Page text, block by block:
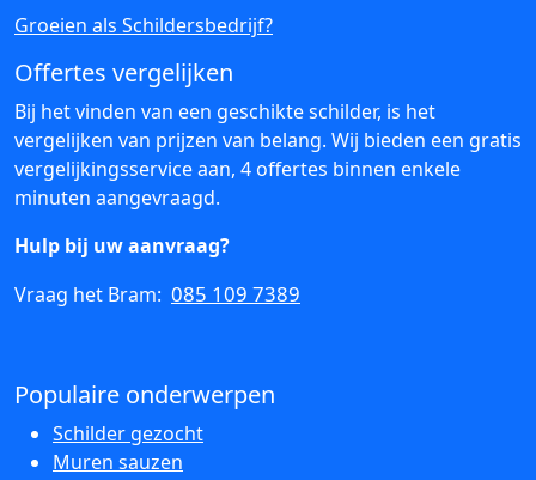
Groeien als Schildersbedrijf?
Offertes vergelijken
Bij het vinden van een geschikte schilder, is het
vergelijken van prijzen van belang. Wij bieden een gratis
vergelijkingsservice aan, 4 offertes binnen enkele
minuten aangevraagd.
Hulp bij uw aanvraag?
Vraag het Bram: 085 109 7389
Populaire onderwerpen
Schilder gezocht
Muren sauzen